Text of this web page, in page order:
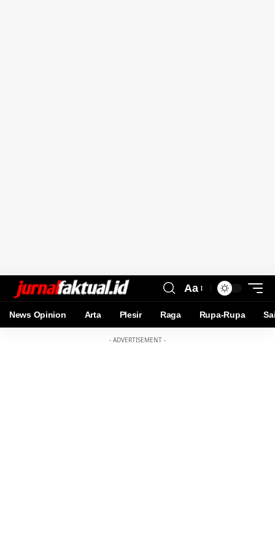
Aa
News Opinion Arta Plesir Raga Rupa-Rupa
- ADVERTISEMENT -